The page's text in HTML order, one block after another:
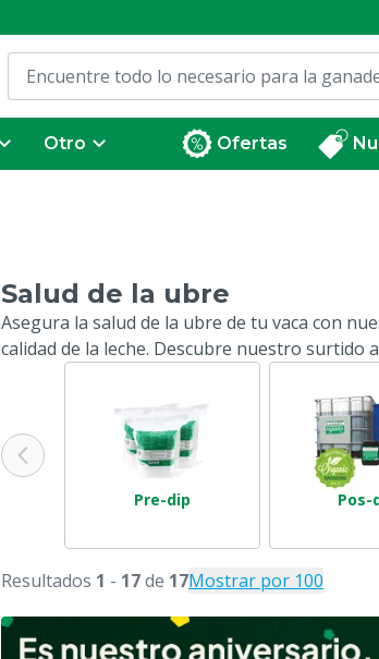
Otro Ofertas
Salud de la ubre
Asegura la salud de la ubre de tu vaca con
calidad de la leche. Descubre nuestro surtido
Pre-dip Pos-
Resultados 1 - 17de 17Mostrar por 100